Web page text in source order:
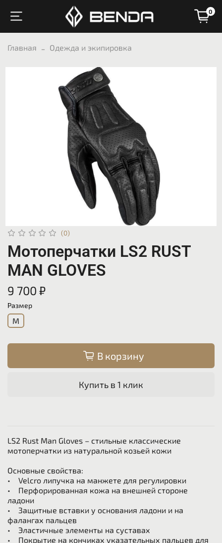
0
Главная Одежда и экипировка
(0)
Мотоперчатки LS2 RUST
MAN GLOVES
9 700 ₽
Размер
M
В корзину
Купить в 1 клик
LS2 Rust Man Gloves – стильные классические
мотоперчатки из натуральной козьей кожи
Основные свойства:
• Velcro липучка на манжете для регулировки
• Перфорированная кожа на внешней стороне
ладони
• Защитные вставки у основания ладони и на
фалангах пальцев
• Эластичные элементы на суставах
• Покрытие на кончиках указательных пальцев для